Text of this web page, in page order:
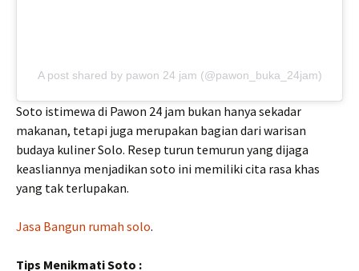
A post shared by pawon 24 jam (@pawon_buka_24jam)
Soto istimewa di Pawon 24 jam bukan hanya sekadar
makanan, tetapi juga merupakan bagian dari warisan
budaya kuliner Solo. Resep turun temurun yang dijaga
keasliannya menjadikan soto ini memiliki cita rasa khas
yang tak terlupakan.
Jasa Bangun rumah solo.
Tips Menikmati Soto :